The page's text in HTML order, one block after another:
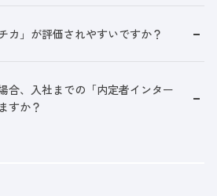
カ」が評価されやすいですか？
合、入社までの「内定者インター
すか？